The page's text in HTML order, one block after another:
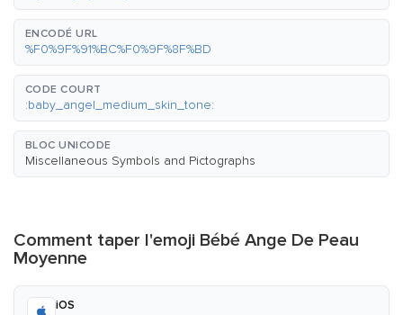
ENCODÉ URL
%F0%9F%91%BC%F0%9F%8F%BD
CODE COURT
:baby_angel_medium_skin_tone:
BLOC UNICODE
Miscellaneous Symbols and Pictographs
Comment taper l'emoji Bébé Ange De Peau
Moyenne
iOS